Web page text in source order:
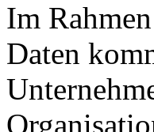
Im
Daten